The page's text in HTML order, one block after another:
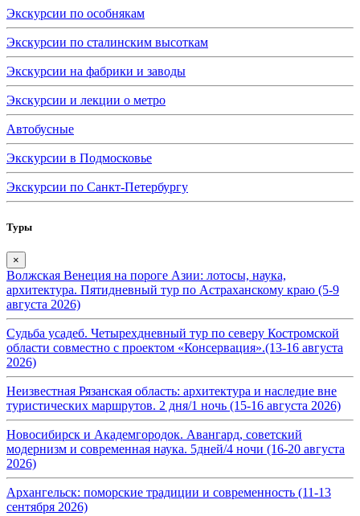
Экскурсии по особнякам
Экскурсии по сталинским высоткам
Экскурсии на фабрики и заводы
Экскурсии и лекции о метро
Автобусные
Экскурсии в Подмосковье
Экскурсии по Санкт-Петербургу
Туры
×
Волжская Венеция на пороге Азии: лотосы, наука,
архитектура. Пятидневный тур по Астраханскому краю (5-9
августа 2026)
Судьба усадеб. Четырехдневный тур по северу Костромской
области совместно с проектом «Консервация».(13-16 августа
2026)
Неизвестная Рязанская область: архитектура и наследие вне
туристических маршрутов. 2 дня/1 ночь (15-16 августа 2026)
Новосибирск и Академгородок. Авангард, советский
модернизм и современная наука. 5дней/4 ночи (16-20 августа
2026)
Архангельск: поморские традиции и современность (11-13
сентября 2026)